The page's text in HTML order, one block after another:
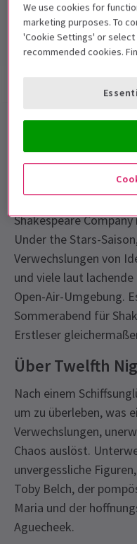
Laufzeit: 2hrs 40mins
Mit Pause
Twelfth Night
Erleben Sie eine von
Komödien in der
Gardens. Aufgeführt
Shakespeare
Under the Stars-
Verwechslungen von
und viele laut
Open-Air-Umgebung.
Sommerabend für
Erstleser
Über Twelfth
Nach einem
um zu überleben, was
Verwechslungen,
Chaos auslöst.
unvergessliche
Toby Belch, der
Maria und der
Aguecheek.
We use cookies for
marketing purposes. To
'Cookie Settings' or
recommended cookies.